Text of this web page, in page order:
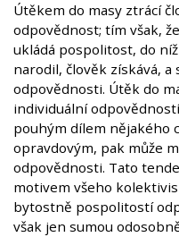
Útěkem do masy ztrácí
odpovědnost; tím však,
ukládá pospolitost, do
narodil, člověk získává, a
odpovědnosti. Útěk do
individuální
pouhým dílem nějakého
opravdovým, pak může
odpovědnosti. Tato
motivem všeho
bytostně pospolitostí
však jen sumou